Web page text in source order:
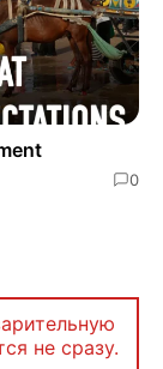
0
не сразу.